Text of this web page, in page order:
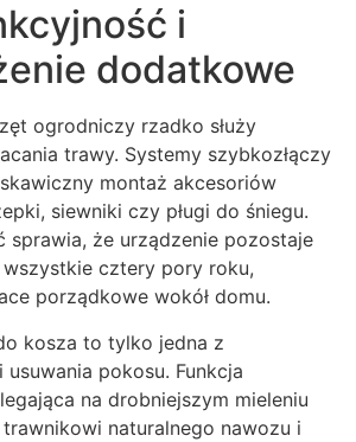
i
dodatkowe
ogrodniczy rzadko służy
trawy. Systemy szybkozłączy
montaż akcesoriów
siewniki czy pługi do śniegu.
sprawia, że urządzenie pozostaje
cztery pory roku,
porządkowe wokół domu.
kosza to tylko jedna z
pokosu. Funkcja
na drobniejszym mieleniu
naturalnego nawozu i